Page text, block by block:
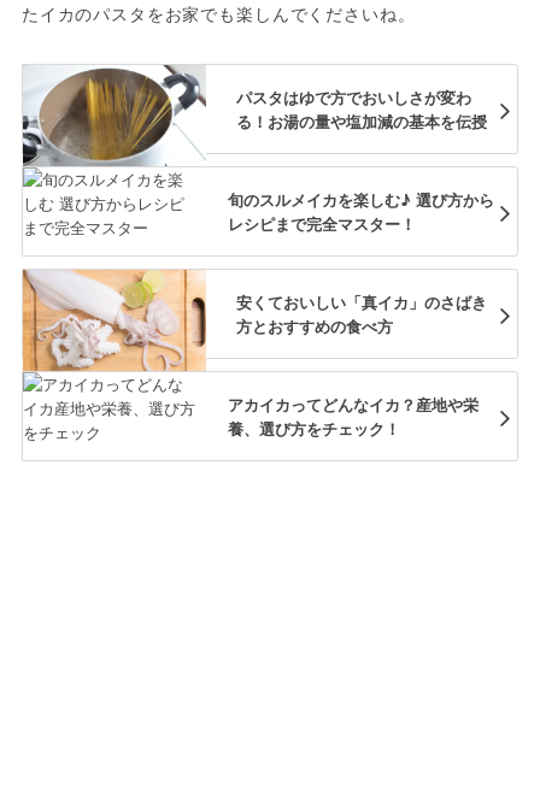
たイカのパスタをお家でも楽しんでくださいね。
パスタはゆで方でおいしさが変わ
る！お湯の量や塩加減の基本を伝授
旬のスルメイカを楽しむ♪ 選び方から
レシピまで完全マスター！
安くておいしい「真イカ」のさばき
方とおすすめの食べ方
アカイカってどんなイカ？産地や栄
養、選び方をチェック！